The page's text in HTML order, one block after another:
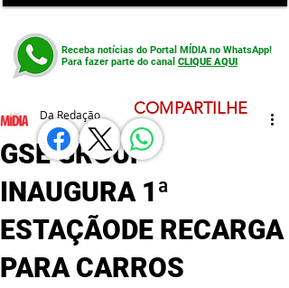
Receba notícias do Portal MÍDIA no WhatsApp!
Para fazer parte do canal CLIQUE AQUI
GSE GROUP
INAUGURA 1ª
ESTAÇÃODE RECARGA
PARA CARROS
Da Redação COMPARTILHE